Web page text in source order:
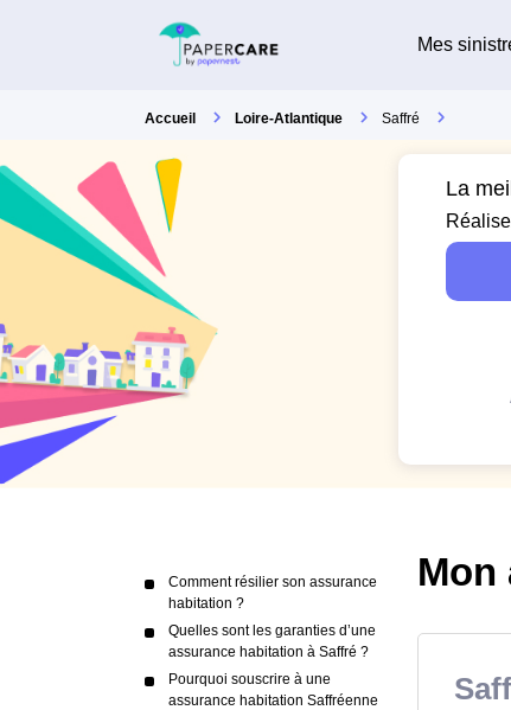
Mes
Accueil Loire-Atlantique Saffré
La
Comment résilier son assurance
habitation ?
Quelles sont les garanties d’une
assurance habitation à Saffré ?
Pourquoi souscrire à une
assurance habitation Saffréenne
Mon